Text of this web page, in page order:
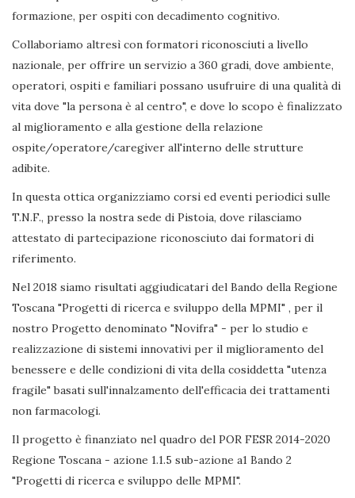
formazione, per ospiti con decadimento cognitivo.
Collaboriamo altresì con formatori riconosciuti a livello
nazionale, per offrire un servizio a 360 gradi, dove ambiente,
operatori, ospiti e familiari possano usufruire di una qualità di
vita dove "la persona è al centro", e dove lo scopo è finalizzato
al miglioramento e alla gestione della relazione
ospite/operatore/caregiver all'interno delle strutture
adibite.
In questa ottica organizziamo corsi ed eventi periodici sulle
T.N.F., presso la nostra sede di Pistoia, dove rilasciamo
attestato di partecipazione riconosciuto dai formatori di
riferimento.
Nel 2018 siamo risultati aggiudicatari del Bando della Regione
Toscana "Progetti di ricerca e sviluppo della MPMI" , per il
nostro Progetto denominato "Novifra" - per lo studio e
realizzazione di sistemi innovativi per il miglioramento del
benessere e delle condizioni di vita della cosiddetta "utenza
fragile" basati sull'innalzamento dell'efficacia dei trattamenti
non farmacologi.
Il progetto è finanziato nel quadro del POR FESR 2014-2020
Regione Toscana - azione 1.1.5 sub-azione a1 Bando 2
"Progetti di ricerca e sviluppo delle MPMI".